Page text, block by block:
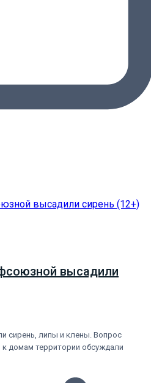
высадили
сирень, липы и клены. Вопрос
домам территории обсуждали